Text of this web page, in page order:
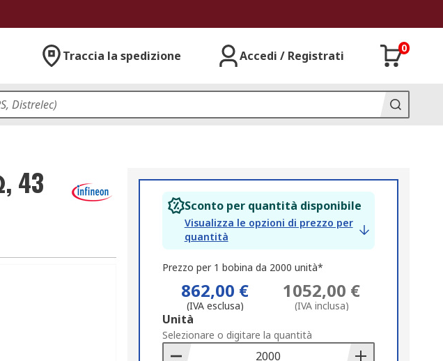
Traccia la spedizione Accedi / Registrati
0
43
Sconto per quantità disponibile
Visualizza le opzioni di prezzo per
quantità
Prezzo per 1 bobina da 2000 unità*
862,00 €
(IVA esclusa)
1052,00 €
(IVA inclusa)
Add
to
Basket
Unità
Selezionare o digitare la quantità